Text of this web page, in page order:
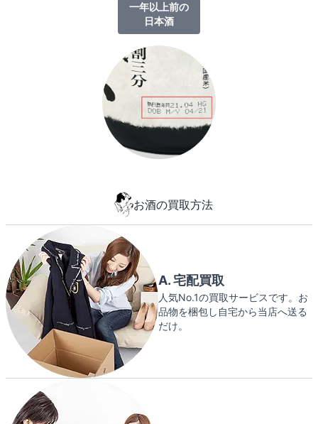
一年以上前の
日本酒
お酒の買取方法
A. 宅配買取
人気No.1の買取サービスです。お
品物を梱包し自宅から当店へ送る
だけ。